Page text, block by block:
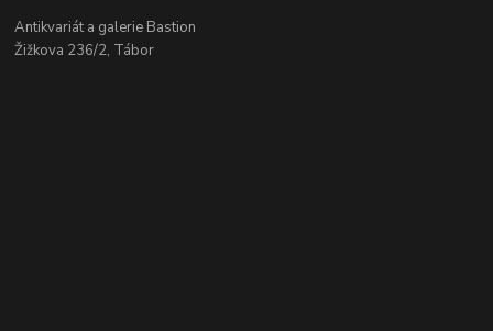
Antikvariát a galerie Bastion
Žižkova 236/2, Tábor